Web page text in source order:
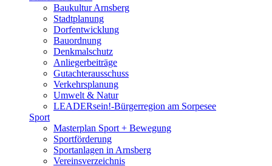
Baukultur Arnsberg
Stadtplanung
Dorfentwicklung
Bauordnung
Denkmalschutz
Anliegerbeiträge
Gutachterausschuss
Verkehrsplanung
Umwelt & Natur
LEADERsein!-Bürgerregion am Sorpesee
Sport
Masterplan Sport + Bewegung
Sportförderung
Sportanlagen in Arnsberg
Vereinsverzeichnis